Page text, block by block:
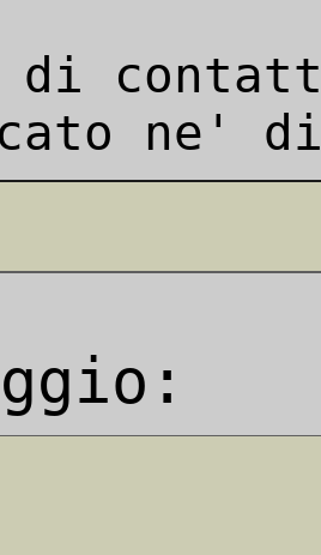
di
ne'